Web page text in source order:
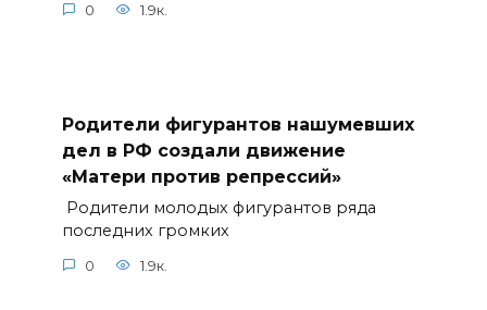
0 1.9к.
Родители фигурантов нашумевших
дел в РФ создали движение
«Матери против репрессий»
Родители молодых фигурантов ряда
последних громких
0 1.9к.